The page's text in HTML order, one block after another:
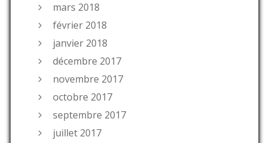
mars 2018
février 2018
janvier 2018
décembre 2017
novembre 2017
octobre 2017
septembre 2017
juillet 2017